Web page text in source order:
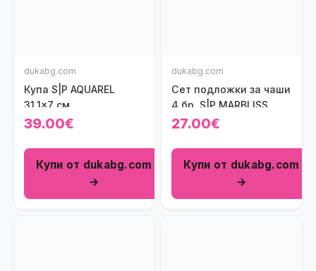
dukabg.com
Купа S|P AQUAREL
31,1x7 см.
39.00€
Купи от dukabg.com
→
dukabg.com
Сет подложки за чаши
4 бр. S|P MARBLISS
27.00€
Купи от dukabg.com
→